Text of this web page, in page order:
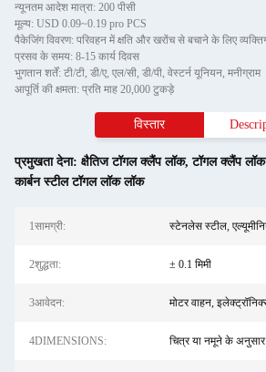
न्यूनतम आदेश मात्रा: 200 पीसी
मूल्य: USD 0.09~0.19 pro PCS
प्रसव के समय: 8-15 कार्य दिवस
भुगतान शर्तें: टी/टी, डी/ए, एल/सी, डी/पी, वेस्टर्न यूनियन, मनीग्राम
आपूर्ति की क्षमता: प्रति माह 20,000 टुकड़े
विस्तार
प्रमुखता देना: क्षैतिज टॉगल क्लैंप लॉक,टॉगल क्लैंप लॉक
कार्बन स्टील टॉगल लॉक लॉक
1सामग्री: स्टेनलेस स्टील,
2शुद्धता: ± 0.1 मिमी
3आवेदन: मोटर वाहन,
4DIMENSIONS: चित्र या नमूने के अनुसार